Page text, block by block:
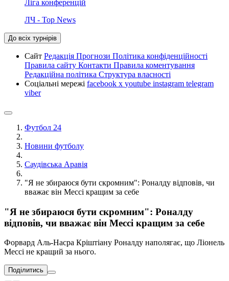
Ліга конференцій
ЛЧ - Top News
До всіх турнірів
Сайт Редакція Прогнози Політика конфіденційності
Правила сайту Контакти Правила коментування
Редакційна політика Структура власності
Соціальні мережі facebook x youtube instagram telegram
viber
Футбол 24
Новини футболу
Саудівська Аравія
"Я не збираюся бути скромним": Роналду відповів, чи
вважає він Мессі кращим за себе
"Я не збираюся бути скромним": Роналду
відповів, чи вважає він Мессі кращим за себе
Форвард Аль-Насра Кріштіану Роналду наполягає, що Ліонель
Мессі не кращий за нього.
Поділитись